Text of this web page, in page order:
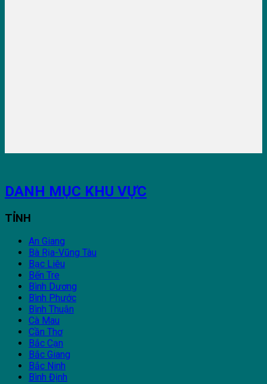
DANH MỤC KHU VỰC
TỈNH
An Giang
Bà Rịa-Vũng Tàu
Bạc Liêu
Bến Tre
Bình Dương
Bình Phước
Bình Thuận
Cà Mau
Cần Thơ
Bắc Cạn
Bắc Giang
Bắc Ninh
Bình Định